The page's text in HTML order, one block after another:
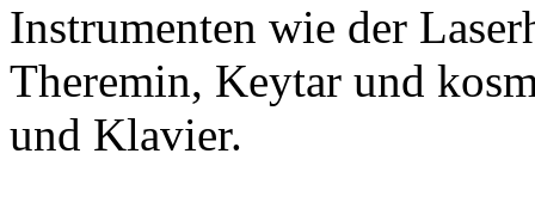
Instrumenten wie der
Theremin, Keytar und
und Klavier.